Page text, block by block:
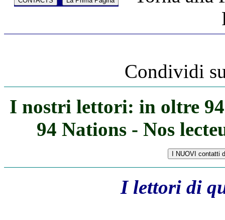
Condividi
I nostri lettori: in oltre
94 Nations - Nos
I lettori di